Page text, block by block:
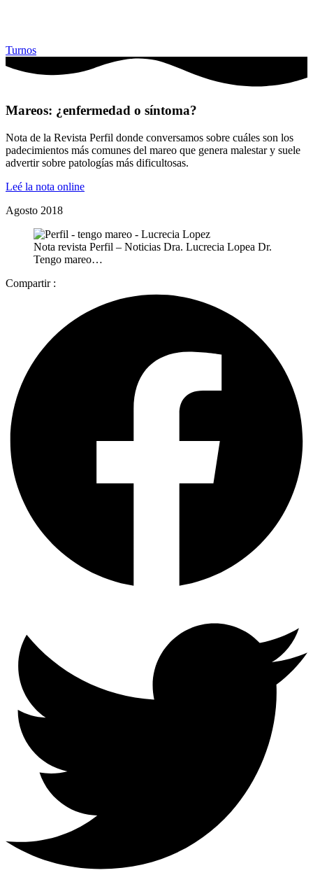
Turnos
Mareos: ¿enfermedad o síntoma?
Nota de la Revista Perfil donde conversamos sobre cuáles son los
padecimientos más comunes del mareo que genera malestar y suele
advertir sobre patologías más dificultosas.
Leé la nota online
Agosto 2018
Nota revista Perfil – Noticias Dra. Lucrecia Lopea Dr.
Tengo mareo…
Compartir :